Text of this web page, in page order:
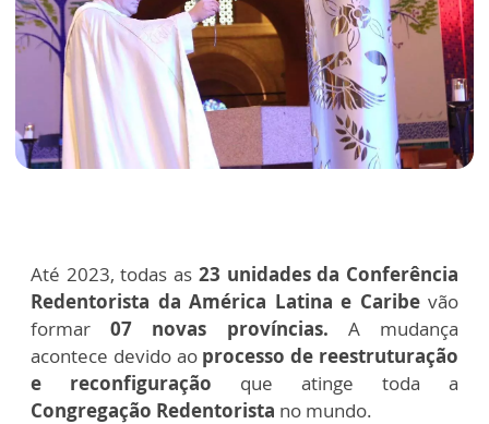
Até 2023, todas as 23 unidades da Conferência
Redentorista da América Latina e Caribe vão
formar07 novas províncias. A mudança
acontece devido ao processo de reestruturação
e reconfiguração que atinge toda a
Congregação Redentorista no mundo.